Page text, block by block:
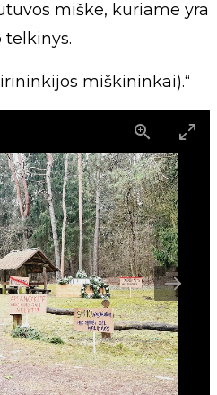
miške, kuriame yra
telkinys.
miškininkai).“